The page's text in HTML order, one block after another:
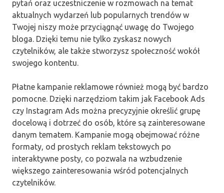
pytań oraz uczestniczenie w rozmowach na temat
aktualnych wydarzeń lub popularnych trendów w
Twojej niszy może przyciągnąć uwagę do Twojego
bloga. Dzięki temu nie tylko zyskasz nowych
czytelników, ale także stworzysz społeczność wokół
swojego kontentu.
Płatne kampanie reklamowe również mogą być bardzo
pomocne. Dzięki narzędziom takim jak Facebook Ads
czy Instagram Ads można precyzyjnie określić grupę
docelową i dotrzeć do osób, które są zainteresowane
danym tematem. Kampanie mogą obejmować różne
formaty, od prostych reklam tekstowych po
interaktywne posty, co pozwala na wzbudzenie
większego zainteresowania wśród potencjalnych
czytelników.